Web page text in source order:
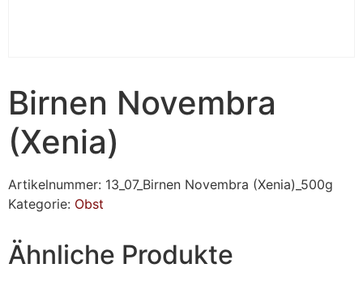
Birnen Novembra
(Xenia)
Artikelnummer: 13_07_Birnen Novembra (Xenia)_500g
Kategorie: Obst
Ähnliche Produkte